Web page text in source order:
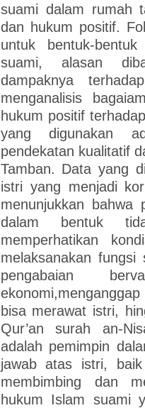
suami dalam rumah
dan hukum positif.
untuk bentuk-
suami, alasan
dampaknya
menganalisis
hukum positif
yang digunakan
pendekatan kualitatif
Tamban. Data yang
istri yang menjadi
menunjukkan bahwa
dalam bentuk
memperhatikan
melaksanakan
pengabaian
bisa merawat istri,
Qur’an surah an-
adalah pemimpin
jawab atas istri,
membimbing dan
hukum Islam suami